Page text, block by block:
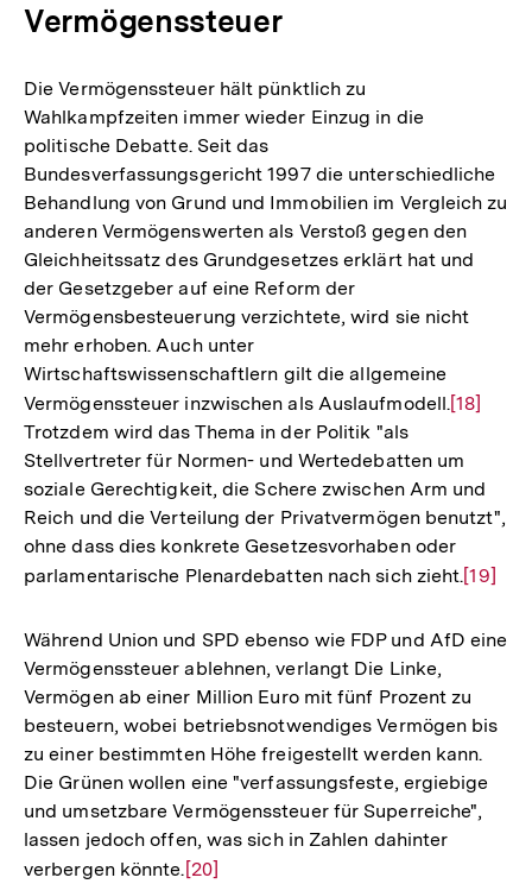
Vermögenssteuer
Die Vermögenssteuer hält pünktlich zu
Wahlkampfzeiten immer wieder Einzug in die
politische Debatte. Seit das
Bundesverfassungsgericht 1997 die unterschiedliche
Behandlung von Grund und Immobilien im Vergleich zu
anderen Vermögenswerten als Verstoß gegen den
Gleichheitssatz des Grundgesetzes erklärt hat und
der Gesetzgeber auf eine Reform der
Vermögensbesteuerung verzichtete, wird sie nicht
mehr erhoben. Auch unter
Wirtschaftswissenschaftlern gilt die allgemeine
Vermögenssteuer inzwischen als Auslaufmodell.Zur
der
Fußnote
[18]
Trotzdem wird das Thema in der Politik "als
Stellvertreter für Normen- und Wertedebatten um
soziale Gerechtigkeit, die Schere zwischen Arm und
Reich und die Verteilung der Privatvermögen benutzt",
ohne dass dies konkrete Gesetzesvorhaben oder
parlamentarische Plenardebatten nach sich zieht.Zur
der
[19]
Während Union und SPD ebenso wie FDP und AfD eine
Vermögenssteuer ablehnen, verlangt Die Linke,
Vermögen ab einer Million Euro mit fünf Prozent zu
besteuern, wobei betriebsnotwendiges Vermögen bis
zu einer bestimmten Höhe freigestellt werden kann.
Die Grünen wollen eine "verfassungsfeste, ergiebige
und umsetzbare Vermögenssteuer für Superreiche",
lassen jedoch offen, was sich in Zahlen dahinter
verbergen könnte.Zur
[20]